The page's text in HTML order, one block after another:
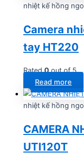
nhiệt kế hồng
Camera
tay HT220
Rated0out of 5
Read more
nhiệt kế hồng
CAMERA
UTI120T